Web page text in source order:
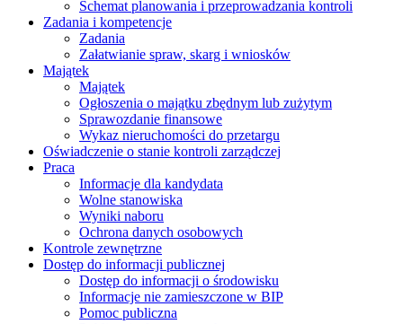
Schemat planowania i przeprowadzania kontroli
Zadania i kompetencje
Zadania
Załatwianie spraw, skarg i wniosków
Majątek
Majątek
Ogłoszenia o majątku zbędnym lub zużytym
Sprawozdanie finansowe
Wykaz nieruchomości do przetargu
Oświadczenie o stanie kontroli zarządczej
Praca
Informacje dla kandydata
Wolne stanowiska
Wyniki naboru
Ochrona danych osobowych
Kontrole zewnętrzne
Dostęp do informacji publicznej
Dostęp do informacji o środowisku
Informacje nie zamieszczone w BIP
Pomoc publiczna